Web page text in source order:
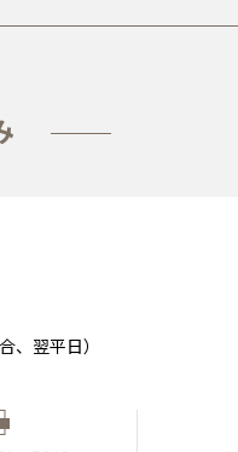
、翌平日）